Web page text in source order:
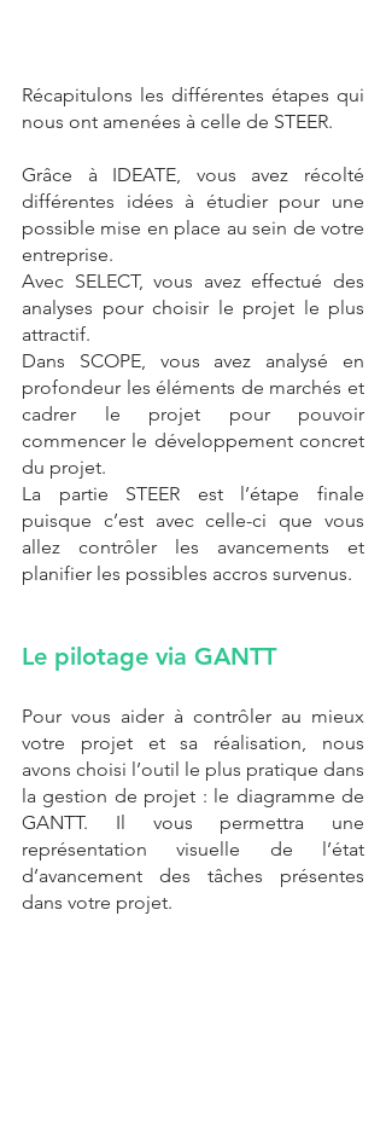
Récapitulons les différentes étapes qui
nous ont amenées à celle de STEER.
Grâce à IDEATE, vous avez récolté
différentes idées à étudier pour une
possible mise en place au sein de votre
entreprise.
Avec SELECT, vous avez effectué des
analyses pour choisir le projet le plus
attractif.
Dans SCOPE, vous avez analysé en
profondeur les éléments de marchés et
cadrer le projet pour pouvoir
commencer le développement concret
du projet.
La partie STEER est l’étape finale
puisque c’est avec celle-ci que vous
allez contrôler les avancements et
planifier les possibles accros survenus.
Le pilotage via GANTT
Pour vous aider à contrôler au mieux
votre projet et sa réalisation, nous
avons choisi l’outil le plus pratique dans
la gestion de projet : le diagramme de
GANTT. Il vous permettra une
représentation visuelle de l’état
d’avancement des tâches présentes
dans votre projet.